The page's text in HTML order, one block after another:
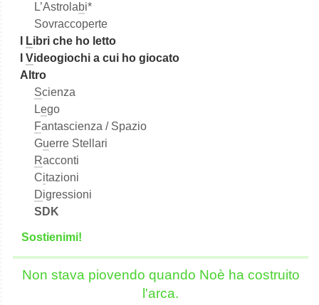
L’Astrolabi*
Sovraccoperte
Libri che ho letto
Videogiochi a cui ho giocato
Altro
Scienza
Lego
Fantascienza / Spazio
Guerre Stellari
Racconti
Citazioni
Digressioni
SDK
Sostienimi!
Non stava piovendo quando Noè ha costruito
l'arca.